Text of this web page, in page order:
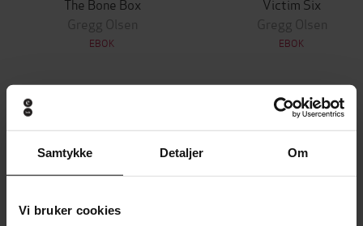
Samtykke Detaljer Om
Vi bruker cookies
Gregg Olsen
EBOK
Gregg Olsen
EBOK
Andre har også kjøpt
Premium
Premium